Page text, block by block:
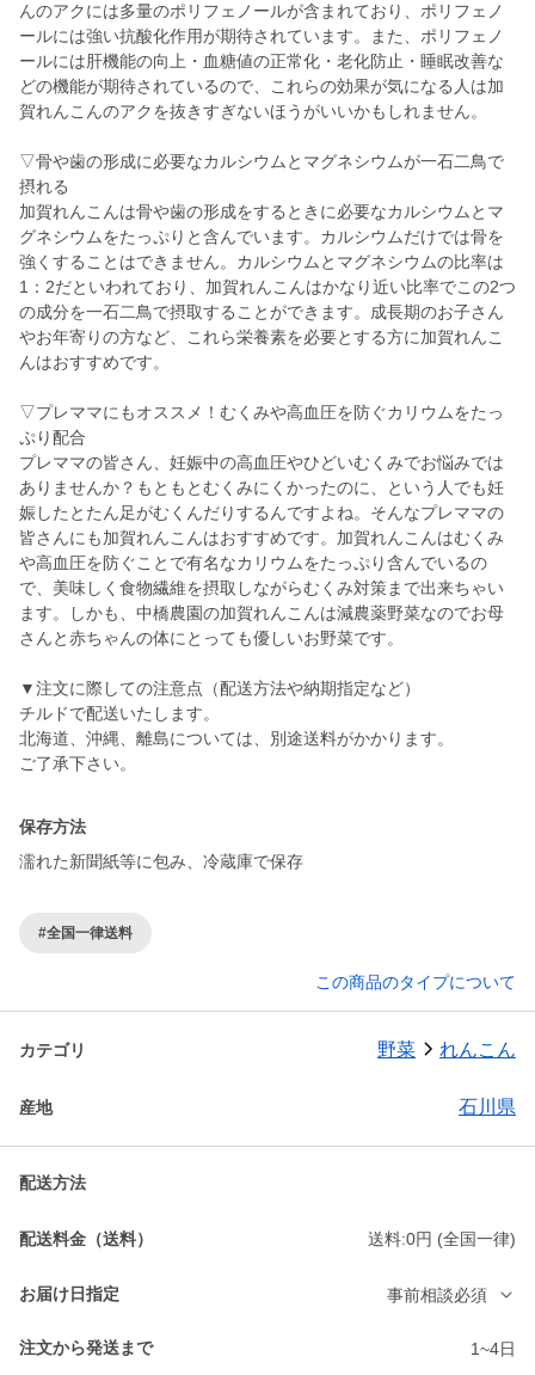
んのアクには多量のポリフェノールが含まれており、ポリフェノ
ールには強い抗酸化作用が期待されています。また、ポリフェノ
ールには肝機能の向上・血糖値の正常化・老化防止・睡眠改善な
どの機能が期待されているので、これらの効果が気になる人は加
賀れんこんのアクを抜きすぎないほうがいいかもしれません。
▽骨や歯の形成に必要なカルシウムとマグネシウムが一石二鳥で
摂れる
加賀れんこんは骨や歯の形成をするときに必要なカルシウムとマ
グネシウムをたっぷりと含んでいます。カルシウムだけでは骨を
強くすることはできません。カルシウムとマグネシウムの比率は
1：2だといわれており、加賀れんこんはかなり近い比率でこの2つ
の成分を一石二鳥で摂取することができます。成長期のお子さん
やお年寄りの方など、これら栄養素を必要とする方に加賀れんこ
んはおすすめです。
▽プレママにもオススメ！むくみや高血圧を防ぐカリウムをたっ
ぷり配合
プレママの皆さん、妊娠中の高血圧やひどいむくみでお悩みでは
ありませんか？もともとむくみにくかったのに、という人でも妊
娠したとたん足がむくんだりするんですよね。そんなプレママの
皆さんにも加賀れんこんはおすすめです。加賀れんこんはむくみ
や高血圧を防ぐことで有名なカリウムをたっぷり含んでいるの
で、美味しく食物繊維を摂取しながらむくみ対策まで出来ちゃい
ます。しかも、中橋農園の加賀れんこんは減農薬野菜なのでお母
さんと赤ちゃんの体にとっても優しいお野菜です。
▼注文に際しての注意点（配送方法や納期指定など）
チルドで配送いたします。
北海道、沖縄、離島については、別途送料がかかります。
ご了承下さい。
保存方法
濡れた新聞紙等に包み、冷蔵庫で保存
#全国一律送料
この商品のタイプについて
カテゴリ 野菜 れんこん
産地 石川県
配送方法
配送料金（送料） 送料:0円 (全国一律)
お届け日指定 事前相談必須
注文から発送まで 1~4日